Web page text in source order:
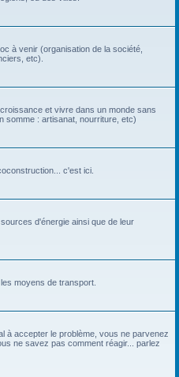
à venir (organisation de la société,
etc).
et vivre dans un monde sans
somme : artisanat, nourriture, etc)
c'est ici.
d'énergie ainsi que de leur
moyens de transport.
à accepter le problème, vous ne parvenez
ne savez pas comment réagir... parlez